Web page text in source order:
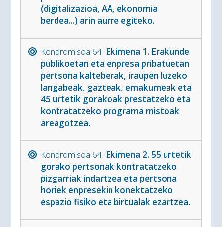
(digitalizazioa, AA, ekonomia
berdea...) arin aurre egiteko.
Konpromisoa 64. Ekimena 1. Erakunde
publikoetan eta enpresa pribatuetan
pertsona kalteberak, iraupen luzeko
langabeak, gazteak, emakumeak eta
45 urtetik gorakoak prestatzeko eta
kontratatzeko programa mistoak
areagotzea.
Konpromisoa 64. Ekimena 2. 55 urtetik
gorako pertsonak kontratatzeko
pizgarriak indartzea eta pertsona
horiek enpresekin konektatzeko
espazio fisiko eta birtualak ezartzea.